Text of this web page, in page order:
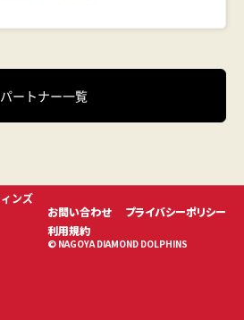
パートナー一覧
お問い合わせ
プライバシーポリシー
利用規約
© NAGOYA DIAMOND DOLPHINS